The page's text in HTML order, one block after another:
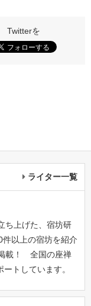
ライター一覧
ち上げた、宿坊研
以上の宿坊を紹介
載！ 全国の座禅
トしています。